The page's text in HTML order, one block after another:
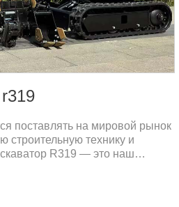
поставлять на мировой рынок
технику и
R319 — это наш
потребностей в сложных
особенно для российского